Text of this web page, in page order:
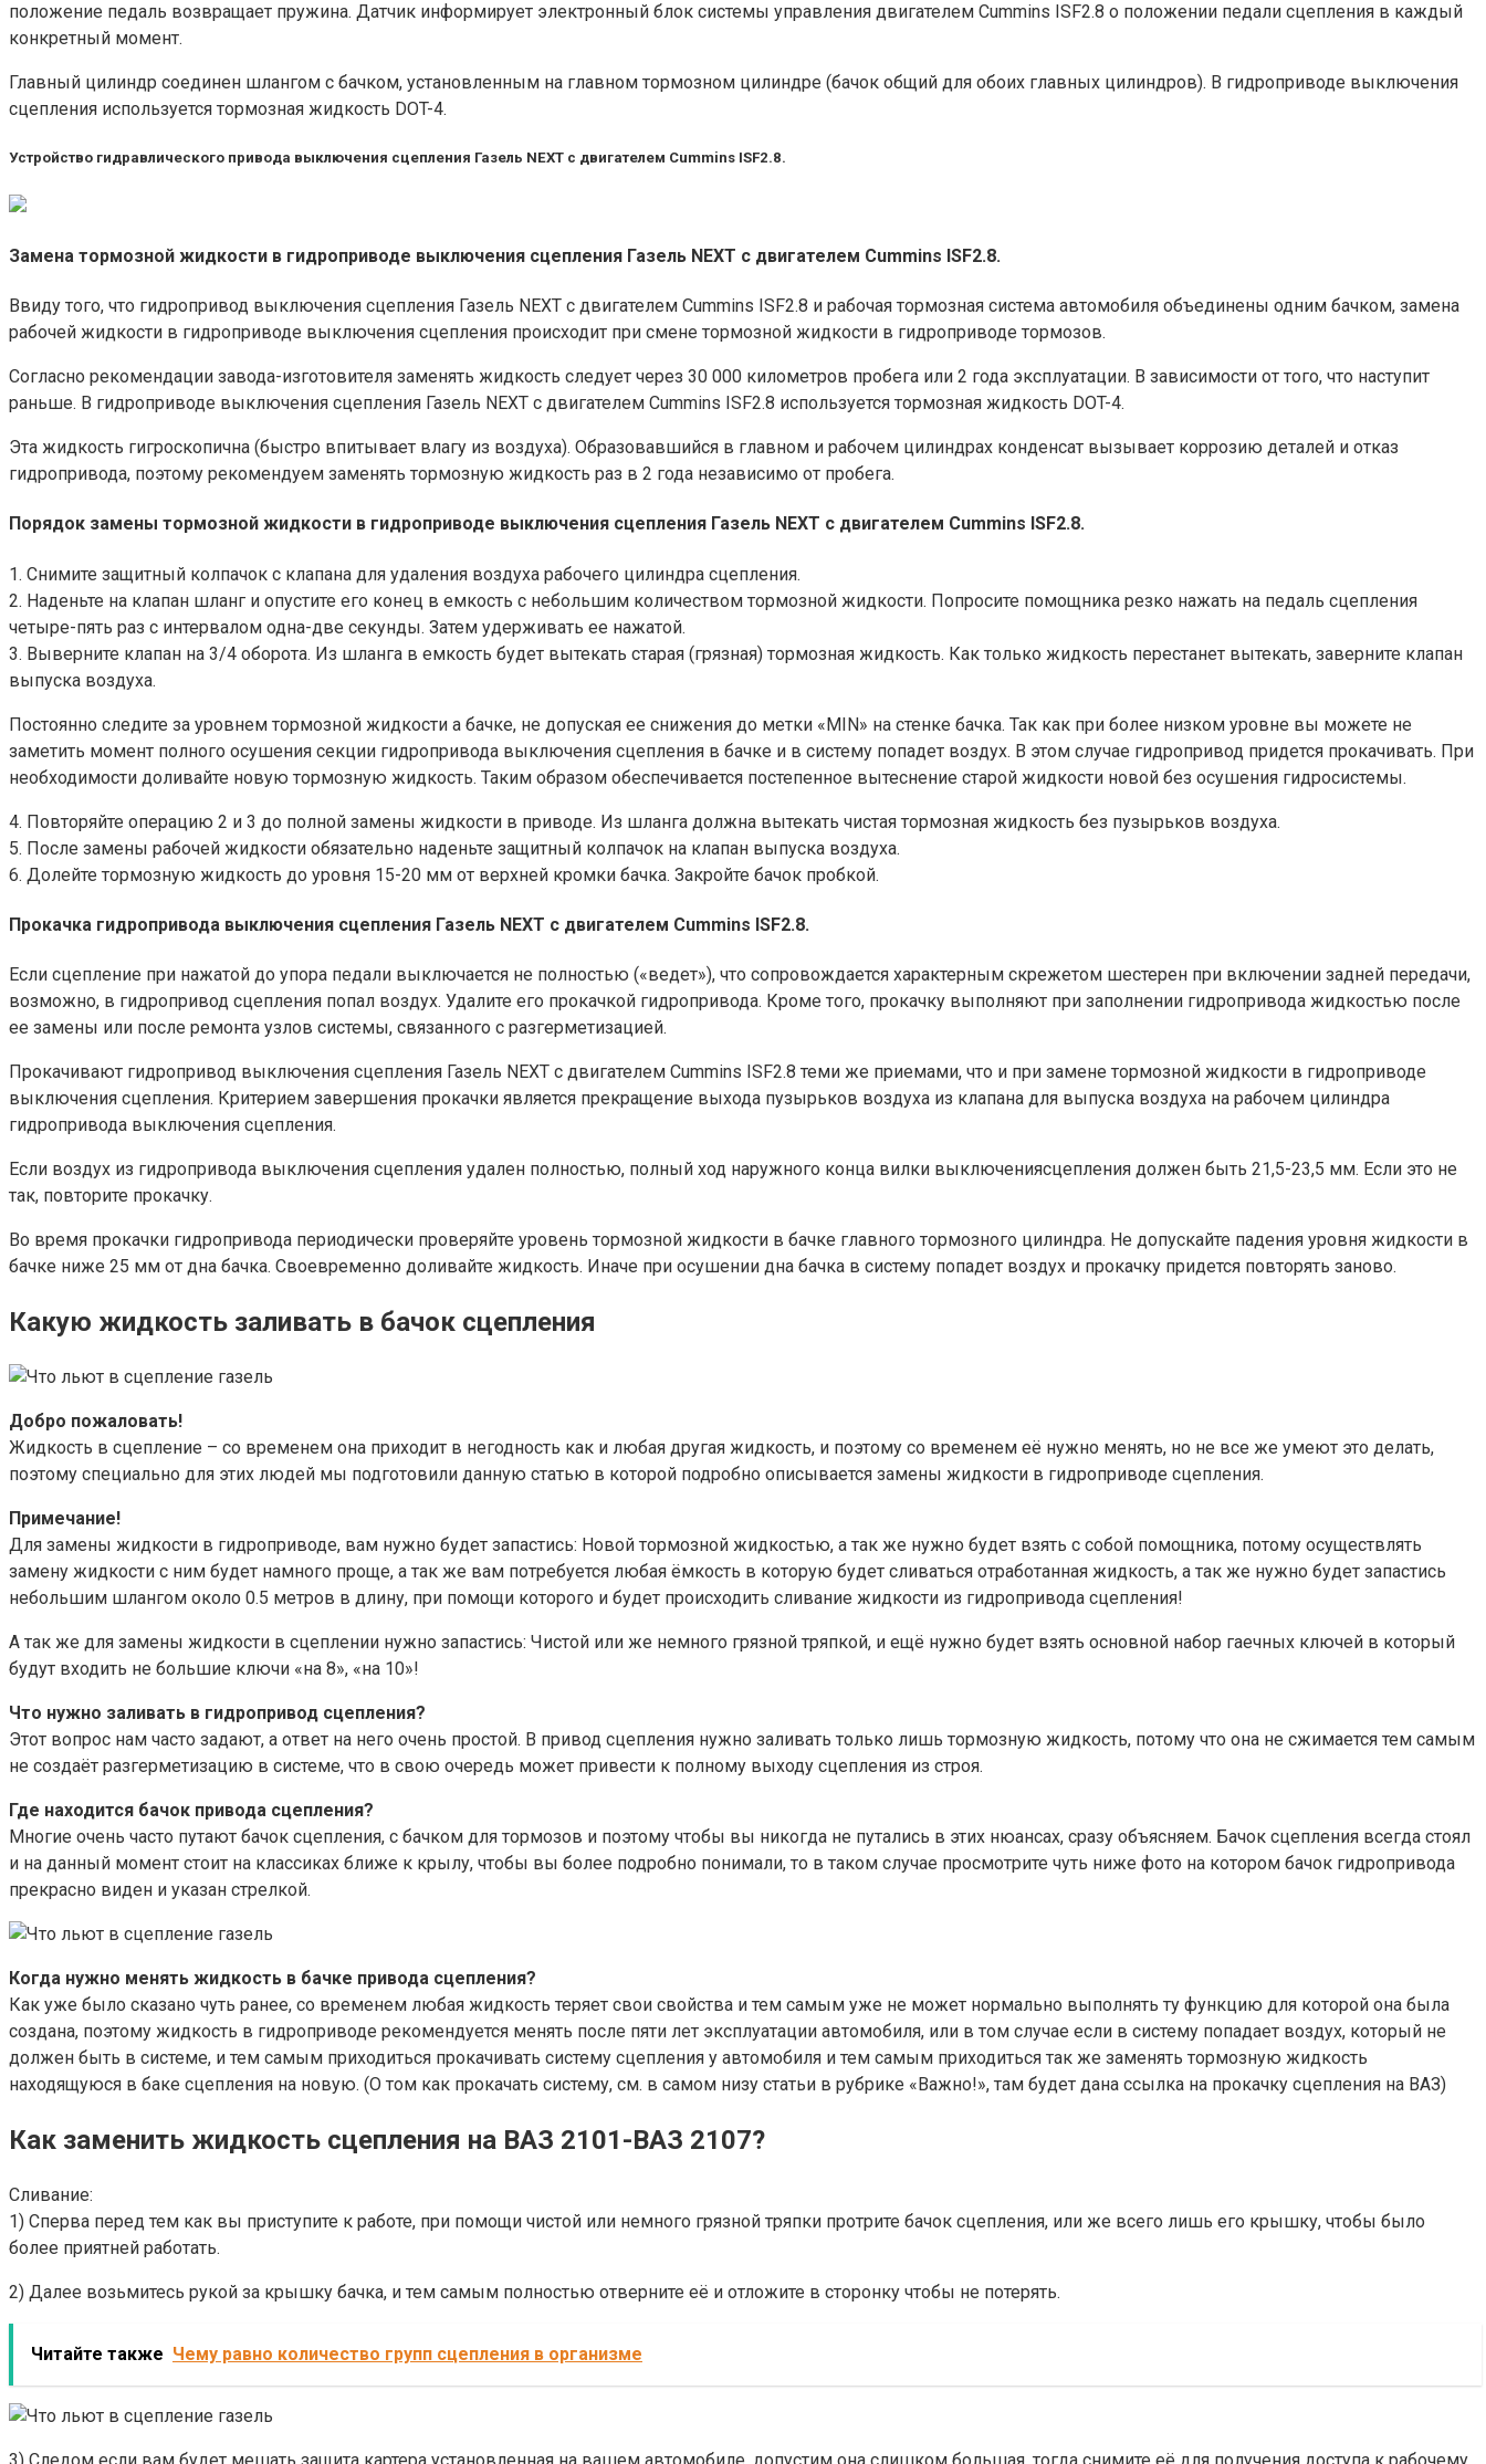
положение педаль возвращает пружина. Датчик информирует электронный блок системы управления двигателем Cummins ISF2.8 о положении педали сцепления в каждый
конкретный момент.
Главный цилиндр соединен шлангом с бачком, установленным на главном тормозном цилиндре (бачок общий для обоих главных цилиндров). В гидроприводе выключения
сцепления используется тормозная жидкость DOT-4.
Устройство гидравлического привода выключения сцепления Газель NEXT с двигателем Cummins ISF2.8.
Замена тормозной жидкости в гидроприводе выключения сцепления Газель NEXT с двигателем Cummins ISF2.8.
Ввиду того, что гидропривод выключения сцепления Газель NEXT с двигателем Cummins ISF2.8 и рабочая тормозная система автомобиля объединены одним бачком, замена
рабочей жидкости в гидроприводе выключения сцепления происходит при смене тормозной жидкости в гидроприводе тормозов.
Согласно рекомендации завода-изготовителя заменять жидкость следует через 30 000 километров пробега или 2 года эксплуатации. В зависимости от того, что наступит
раньше. В гидроприводе выключения сцепления Газель NEXT с двигателем Cummins ISF2.8 используется тормозная жидкость DOT-4.
Эта жидкость гигроскопична (быстро впитывает влагу из воздуха). Образовавшийся в главном и рабочем цилиндрах конденсат вызывает коррозию деталей и отказ
гидропривода, поэтому рекомендуем заменять тормозную жидкость раз в 2 года независимо от пробега.
Порядок замены тормозной жидкости в гидроприводе выключения сцепления Газель NEXT с двигателем Cummins ISF2.8.
1. Снимите защитный колпачок с клапана для удаления воздуха рабочего цилиндра сцепления.
2. Наденьте на клапан шланг и опустите его конец в емкость с небольшим количеством тормозной жидкости. Попросите помощника резко нажать на педаль сцепления
четыре-пять раз с интервалом одна-две секунды. Затем удерживать ее нажатой.
3. Выверните клапан на 3/4 оборота. Из шланга в емкость будет вытекать старая (грязная) тормозная жидкость. Как только жидкость перестанет вытекать, заверните клапан
выпуска воздуха.
Постоянно следите за уровнем тормозной жидкости а бачке, не допуская ее снижения до метки «MIN» на стенке бачка. Так как при более низком уровне вы можете не
заметить момент полного осушения секции гидропривода выключения сцепления в бачке и в систему попадет воздух. В этом случае гидропривод придется прокачивать. При
необходимости доливайте новую тормозную жидкость. Таким образом обеспечивается постепенное вытеснение старой жидкости новой без осушения гидросистемы.
4. Повторяйте операцию 2 и 3 до полной замены жидкости в приводе. Из шланга должна вытекать чистая тормозная жидкость без пузырьков воздуха.
5. После замены рабочей жидкости обязательно наденьте защитный колпачок на клапан выпуска воздуха.
6. Долейте тормозную жидкость до уровня 15-20 мм от верхней кромки бачка. Закройте бачок пробкой.
Прокачка гидропривода выключения сцепления Газель NEXT с двигателем Cummins ISF2.8.
Если сцепление при нажатой до упора педали выключается не полностью («ведет»), что сопровождается характерным скрежетом шестерен при включении задней передачи,
возможно, в гидропривод сцепления попал воздух. Удалите его прокачкой гидропривода. Кроме того, прокачку выполняют при заполнении гидропривода жидкостью после
ее замены или после ремонта узлов системы, связанного с разгерметизацией.
Прокачивают гидропривод выключения сцепления Газель NEXT с двигателем Cummins ISF2.8 теми же приемами, что и при замене тормозной жидкости в гидроприводе
выключения сцепления. Критерием завершения прокачки является прекращение выхода пузырьков воздуха из клапана для выпуска воздуха на рабочем цилиндра
гидропривода выключения сцепления.
Если воздух из гидропривода выключения сцепления удален полностью, полный ход наружного конца вилки выключениясцепления должен быть 21,5-23,5 мм. Если это не
так, повторите прокачку.
Во время прокачки гидропривода периодически проверяйте уровень тормозной жидкости в бачке главного тормозного цилиндра. Не допускайте падения уровня жидкости в
бачке ниже 25 мм от дна бачка. Своевременно доливайте жидкость. Иначе при осушении дна бачка в систему попадет воздух и прокачку придется повторять заново.
Какую жидкость заливать в бачок сцепления
Добро пожаловать!
Жидкость в сцепление – со временем она приходит в негодность как и любая другая жидкость, и поэтому со временем её нужно менять, но не все же умеют это делать,
поэтому специально для этих людей мы подготовили данную статью в которой подробно описывается замены жидкости в гидроприводе сцепления.
Примечание!
Для замены жидкости в гидроприводе, вам нужно будет запастись: Новой тормозной жидкостью, а так же нужно будет взять с собой помощника, потому осуществлять
замену жидкости с ним будет намного проще, а так же вам потребуется любая ёмкость в которую будет сливаться отработанная жидкость, а так же нужно будет запастись
небольшим шлангом около 0.5 метров в длину, при помощи которого и будет происходить сливание жидкости из гидропривода сцепления!
А так же для замены жидкости в сцеплении нужно запастись: Чистой или же немного грязной тряпкой, и ещё нужно будет взять основной набор гаечных ключей в который
будут входить не большие ключи «на 8», «на 10»!
Что нужно заливать в гидропривод сцепления?
Этот вопрос нам часто задают, а ответ на него очень простой. В привод сцепления нужно заливать только лишь тормозную жидкость, потому что она не сжимается тем самым
не создаёт разгерметизацию в системе, что в свою очередь может привести к полному выходу сцепления из строя.
Где находится бачок привода сцепления?
Многие очень часто путают бачок сцепления, с бачком для тормозов и поэтому чтобы вы никогда не путались в этих нюансах, сразу объясняем. Бачок сцепления всегда стоял
и на данный момент стоит на классиках ближе к крылу, чтобы вы более подробно понимали, то в таком случае просмотрите чуть ниже фото на котором бачок гидропривода
прекрасно виден и указан стрелкой.
Когда нужно менять жидкость в бачке привода сцепления?
Как уже было сказано чуть ранее, со временем любая жидкость теряет свои свойства и тем самым уже не может нормально выполнять ту функцию для которой она была
создана, поэтому жидкость в гидроприводе рекомендуется менять после пяти лет эксплуатации автомобиля, или в том случае если в систему попадает воздух, который не
должен быть в системе, и тем самым приходиться прокачивать систему сцепления у автомобиля и тем самым приходиться так же заменять тормозную жидкость
находящуюся в баке сцепления на новую. (О том как прокачать систему, см. в самом низу статьи в рубрике «Важно!», там будет дана ссылка на прокачку сцепления на ВАЗ)
Как заменить жидкость сцепления на ВАЗ 2101-ВАЗ 2107?
Сливание:
1) Сперва перед тем как вы приступите к работе, при помощи чистой или немного грязной тряпки протрите бачок сцепления, или же всего лишь его крышку, чтобы было
более приятней работать.
2) Далее возьмитесь рукой за крышку бачка, и тем самым полностью отверните её и отложите в сторонку чтобы не потерять.
Читайте также Чему равно количество групп сцепления в организме